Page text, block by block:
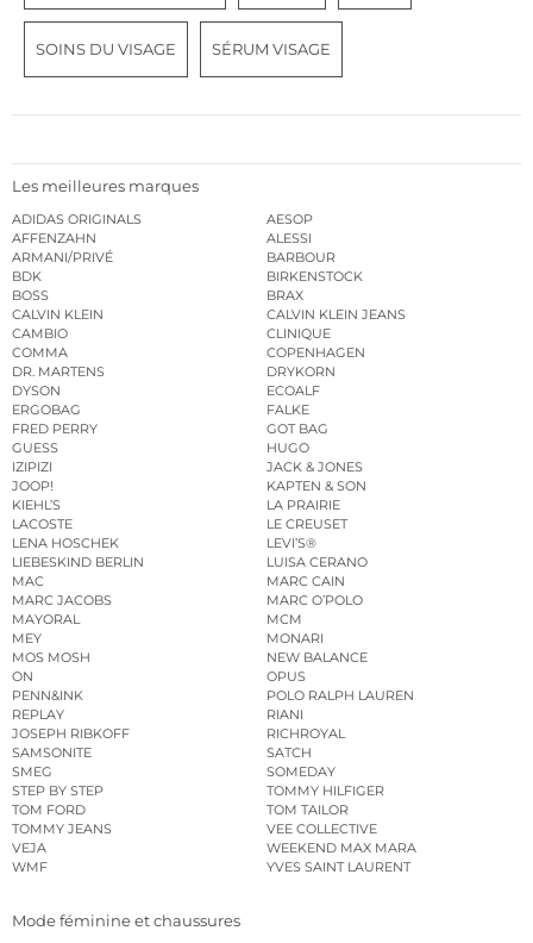
SOINS DU VISAGE SÉRUM VISAGE
Les meilleures marques
ADIDAS ORIGINALS
AESOP
AFFENZAHN
ALESSI
ARMANI/PRIVÉ
BARBOUR
BDK
BIRKENSTOCK
BOSS
BRAX
CALVIN KLEIN
CALVIN KLEIN JEANS
CAMBIO
CLINIQUE
COMMA
COPENHAGEN
DR. MARTENS
DRYKORN
DYSON
ECOALF
ERGOBAG
FALKE
FRED PERRY
GOT BAG
GUESS
HUGO
IZIPIZI
JACK & JONES
JOOP!
KAPTEN & SON
KIEHL’S
LA PRAIRIE
LACOSTE
LE CREUSET
LENA HOSCHEK
LEVI’S®
LIEBESKIND BERLIN
LUISA CERANO
MAC
MARC CAIN
MARC JACOBS
MARC O’POLO
MAYORAL
MCM
MEY
MONARI
MOS MOSH
NEW BALANCE
ON
OPUS
PENN&INK
POLO RALPH LAUREN
REPLAY
RIANI
JOSEPH RIBKOFF
RICHROYAL
SAMSONITE
SATCH
SMEG
SOMEDAY
STEP BY STEP
TOMMY HILFIGER
TOM FORD
TOM TAILOR
TOMMY JEANS
VEE COLLECTIVE
VEJA
WEEKEND MAX MARA
WMF
YVES SAINT LAURENT
Mode féminine et chaussures